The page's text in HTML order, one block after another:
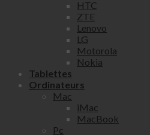
HTC
ZTE
Lenovo
LG
Motorola
Nokia
Tablettes
Ordinateurs
Mac
iMac
MacBook
Pc